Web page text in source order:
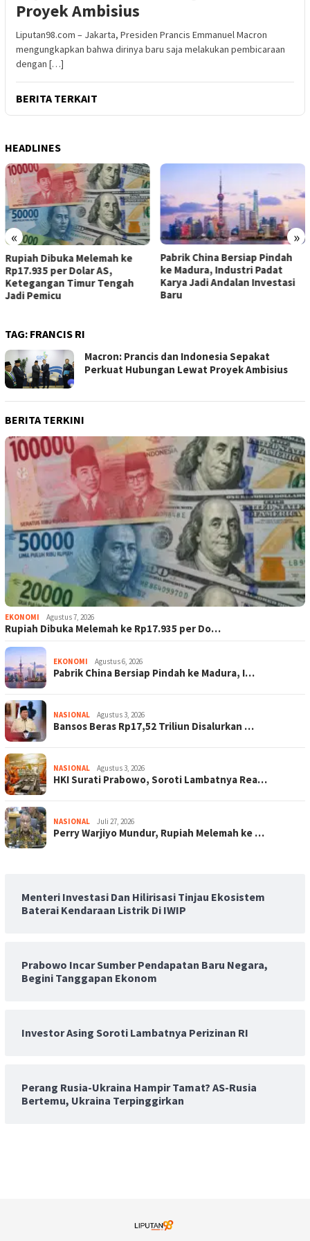
Proyek Ambisius
Liputan98.com – Jakarta, Presiden Prancis Emmanuel Macron
mengungkapkan bahwa dirinya baru saja melakukan pembicaraan
dengan […]
BERITA TERKAIT
HEADLINES
« »
Rupiah Dibuka Melemah ke
Rp17.935 per Dolar AS,
Ketegangan Timur Tengah
Jadi Pemicu
Pabrik China Bersiap Pindah
ke Madura, Industri Padat
Karya Jadi Andalan Investasi
Baru
TAG: FRANCIS RI
Macron: Prancis dan Indonesia Sepakat
Perkuat Hubungan Lewat Proyek Ambisius
BERITA TERKINI
EKONOMI Agustus 7, 2026
Rupiah Dibuka Melemah ke Rp17.935 per Do…
EKONOMI Agustus 6, 2026
Pabrik China Bersiap Pindah ke Madura, I…
NASIONAL Agustus 3, 2026
Bansos Beras Rp17,52 Triliun Disalurkan …
NASIONAL Agustus 3, 2026
HKI Surati Prabowo, Soroti Lambatnya Rea…
NASIONAL Juli 27, 2026
Perry Warjiyo Mundur, Rupiah Melemah ke …
Menteri Investasi Dan Hilirisasi Tinjau Ekosistem
Baterai Kendaraan Listrik Di IWIP
Prabowo Incar Sumber Pendapatan Baru Negara,
Begini Tanggapan Ekonom
Investor Asing Soroti Lambatnya Perizinan RI
Perang Rusia-Ukraina Hampir Tamat? AS-Rusia
Bertemu, Ukraina Terpinggirkan